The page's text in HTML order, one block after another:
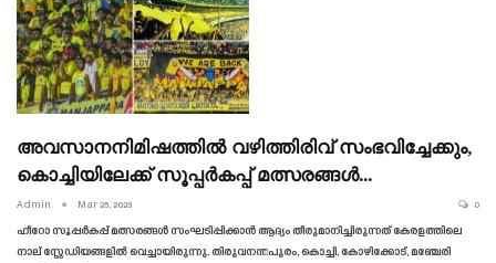
അവസാനനിമിഷത്തിൽ വഴിത്തിരിവ് സംഭവിച്ചേക്കും,
കൊച്ചിയിലേക്ക് സൂപ്പർകപ്പ് മത്സരങ്ങൾ…
Admin Mar 25, 2023 0
ഹീറോ സൂപ്പർകപ്പ് മത്സരങ്ങൾ സംഘടിപ്പിക്കാൻ ആദ്യം തീരുമാനിച്ചിരുന്നത് കേരളത്തിലെ
നാല് സ്റ്റേഡിയങ്ങളിൽ വെച്ചായിരുന്നു. തിരുവനന്തപുരം, കൊച്ചി, കോഴിക്കോട്, മഞ്ചേരി